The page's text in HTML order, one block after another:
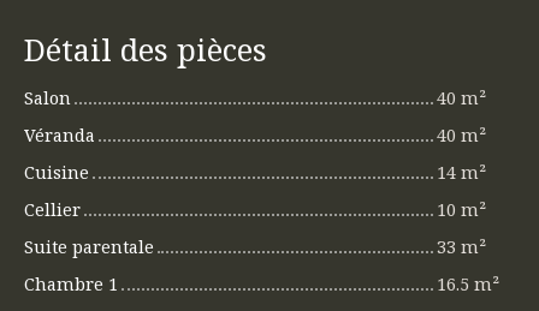
Détail des pièces
Salon
40 m²
Véranda
40 m²
Cuisine
14 m²
Cellier
10 m²
Suite parentale
33 m²
Chambre 1
16.5 m²